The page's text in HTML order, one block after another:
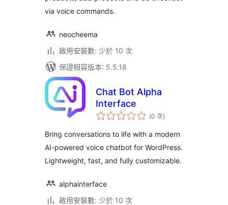
via voice commands.
neocheema
啟用安裝數: 少於 10 次
保證相容版本: 5.5.18
Chat Bot Alpha
Interface
(0 次評
分
數
)
Bring conversations to life with a modern
AI-powered voice chatbot for WordPress.
Lightweight, fast, and fully customizable.
alphainterface
啟用安裝數: 少於 10 次